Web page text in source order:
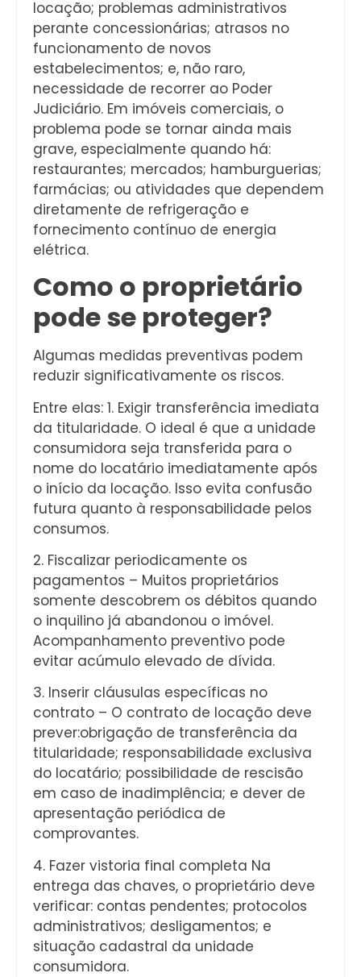
locação; problemas administrativos
perante concessionárias; atrasos no
funcionamento de novos
estabelecimentos; e, não raro,
necessidade de recorrer ao Poder
Judiciário. Em imóveis comerciais, o
problema pode se tornar ainda mais
grave, especialmente quando há:
restaurantes; mercados; hamburguerias;
farmácias; ou atividades que dependem
diretamente de refrigeração e
fornecimento contínuo de energia
elétrica.
Como o proprietário
pode se proteger?
Algumas medidas preventivas podem
reduzir significativamente os riscos.
Entre elas: 1. Exigir transferência imediata
da titularidade. O ideal é que a unidade
consumidora seja transferida para o
nome do locatário imediatamente após
o início da locação. Isso evita confusão
futura quanto à responsabilidade pelos
consumos.
2. Fiscalizar periodicamente os
pagamentos – Muitos proprietários
somente descobrem os débitos quando
o inquilino já abandonou o imóvel.
Acompanhamento preventivo pode
evitar acúmulo elevado de dívida.
3. Inserir cláusulas específicas no
contrato – O contrato de locação deve
prever:obrigação de transferência da
titularidade; responsabilidade exclusiva
do locatário; possibilidade de rescisão
em caso de inadimplência; e dever de
apresentação periódica de
comprovantes.
4. Fazer vistoria final completa Na
entrega das chaves, o proprietário deve
verificar: contas pendentes; protocolos
administrativos; desligamentos; e
situação cadastral da unidade
consumidora.